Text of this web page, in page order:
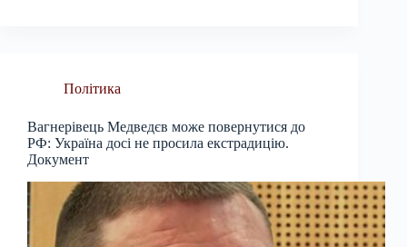
Політика
Вагнерівець Медведєв може повернутися до
РФ: Україна досі не просила екстрадицію.
Документ